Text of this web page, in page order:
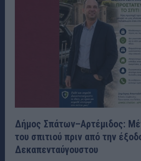
Δήμος Σπάτων–Αρτέμιδος:
του σπιτιού πριν από την
Δεκαπενταύγουστου